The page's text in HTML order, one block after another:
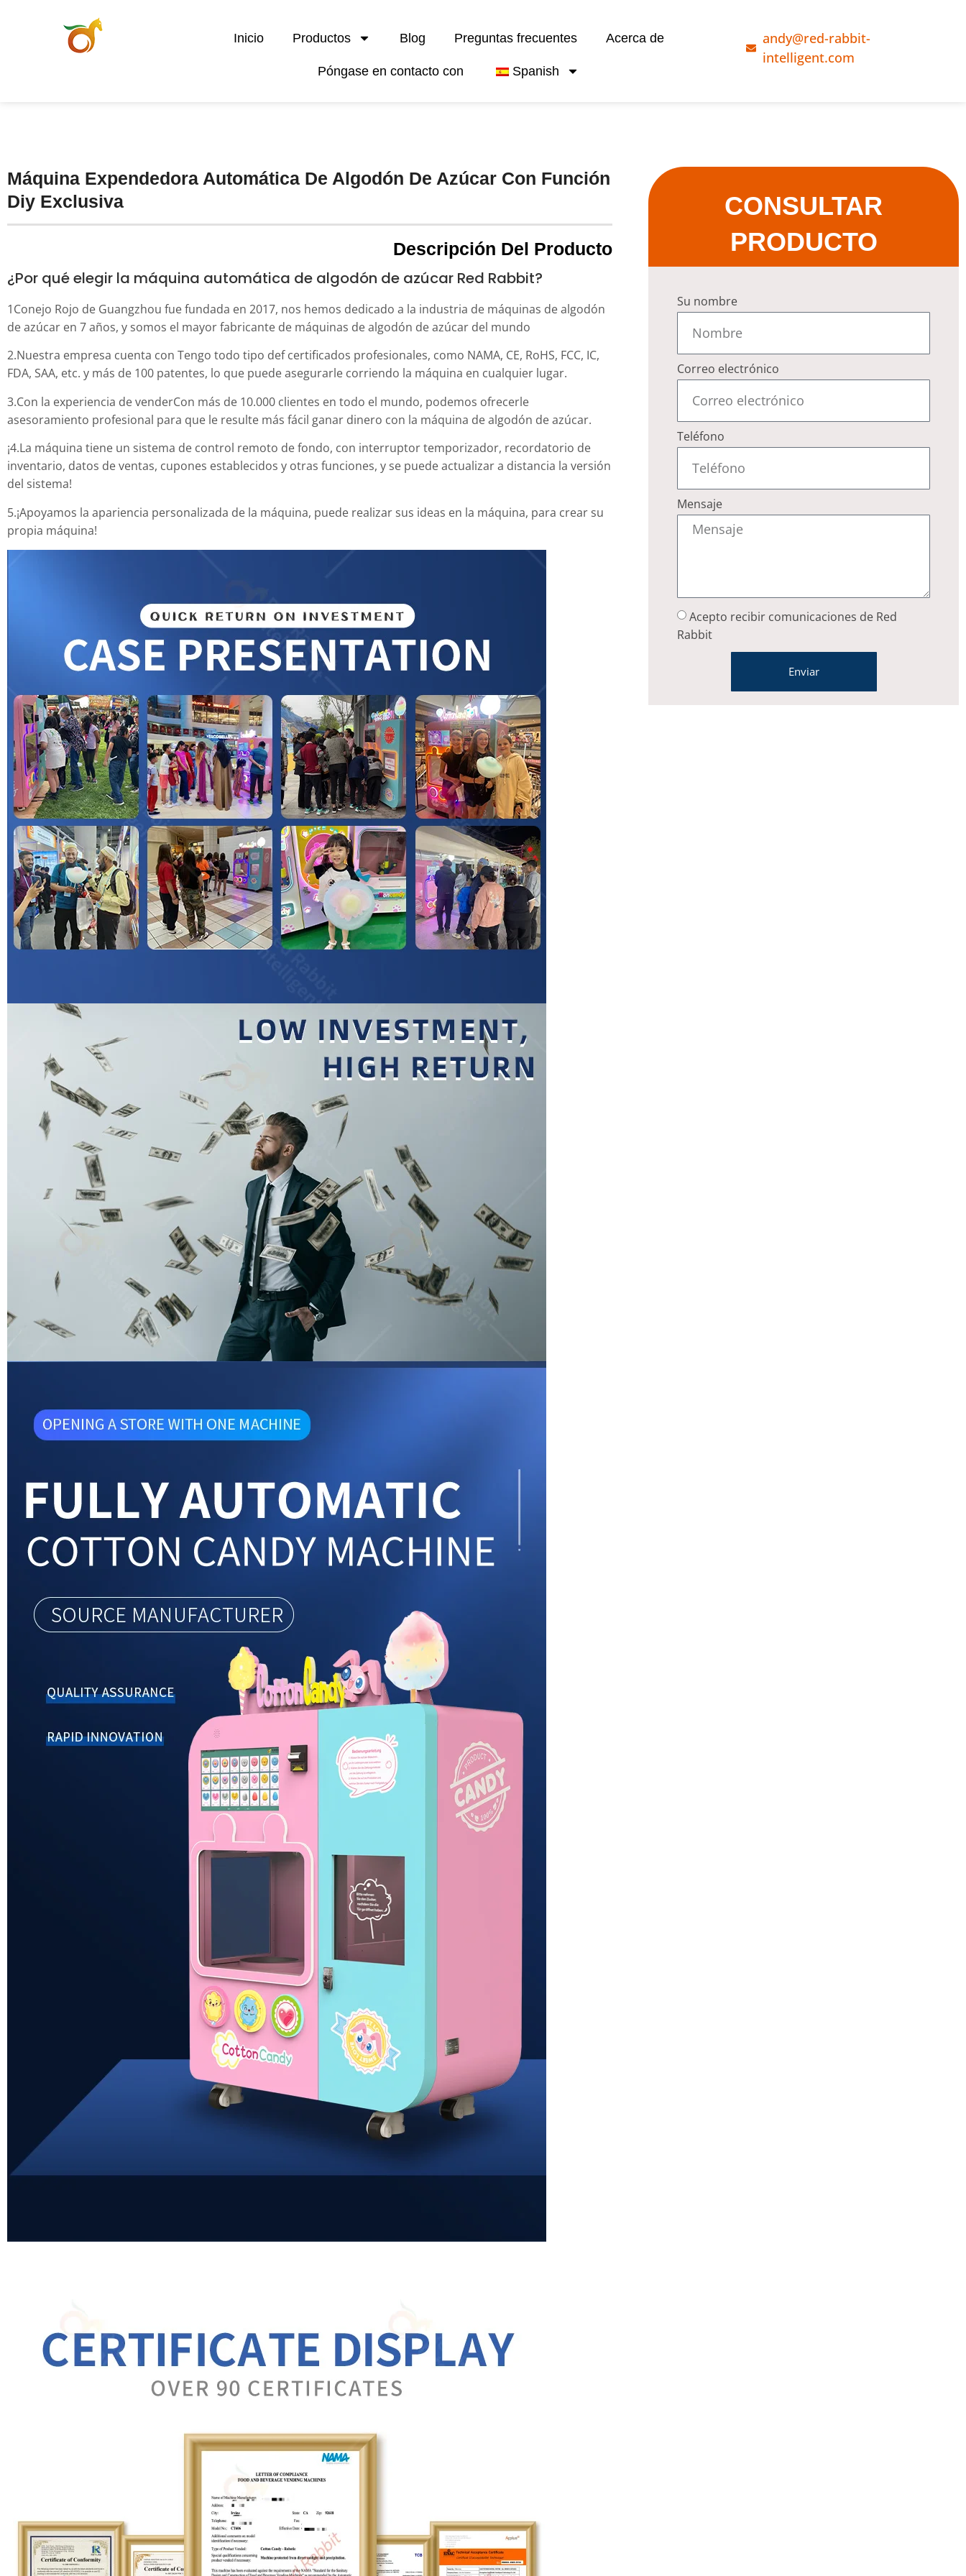
Inicio Productos Blog Preguntas frecuentes Acerca de
Póngase en contacto con Spanish
andy@red-rabbit-
intelligent.com
Máquina Expendedora Automática De Algodón De Azúcar Con Función
Diy Exclusiva
Descripción Del Producto
¿Por qué elegir la máquina automática de algodón de azúcar Red Rabbit?
1Conejo Rojo de Guangzhou fue fundada en 2017, nos hemos dedicado a la industria de máquinas de algodón
de azúcar en 7 años, y somos el mayor fabricante de máquinas de algodón de azúcar del mundo
2.Nuestra empresa cuenta con Tengo todo tipo def certificados profesionales, como NAMA, CE, RoHS, FCC, IC,
FDA, SAA, etc. y más de 100 patentes, lo que puede asegurarle corriendo la máquina en cualquier lugar.
3.Con la experiencia de venderCon más de 10.000 clientes en todo el mundo, podemos ofrecerle
asesoramiento profesional para que le resulte más fácil ganar dinero con la máquina de algodón de azúcar.
¡4.La máquina tiene un sistema de control remoto de fondo, con interruptor temporizador, recordatorio de
inventario, datos de ventas, cupones establecidos y otras funciones, y se puede actualizar a distancia la versión
del sistema!
5.¡Apoyamos la apariencia personalizada de la máquina, puede realizar sus ideas en la máquina, para crear su
propia máquina!
CONSULTAR
PRODUCTO
Su nombre
Correo electrónico
Teléfono
Mensaje
Acepto recibir comunicaciones de Red
Rabbit
Enviar